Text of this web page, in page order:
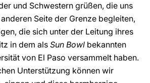
und Schwestern grüßen, die uns
Seite der Grenze begleiten,
die sich unter der Leitung ihres
in dem als Sun Bowl bekannten
von El Paso versammelt haben.
Unterstützung können wir